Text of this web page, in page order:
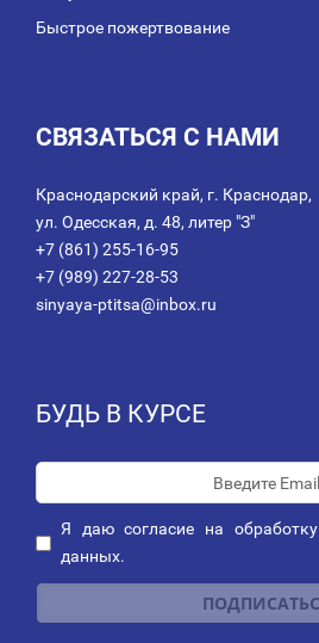
Быстрое пожертвование
СВЯЗАТЬСЯ С НАМИ
Краснодарский край, г. Краснодар,
ул. Одесская, д. 48, литер "З"
+7 (861) 255-16-95
+7 (989) 227-28-53
sinyaya-ptitsa@inbox.ru
БУДЬ В КУРСЕ
Я даюсогласие на
данных.